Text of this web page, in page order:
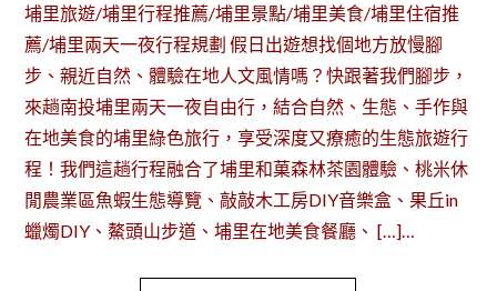
埔里旅遊/埔里行程推薦/埔里景點/埔里美食/埔里住宿推
薦/埔里兩天一夜行程規劃 假日出遊想找個地方放慢腳
步、親近自然、體驗在地人文風情嗎？快跟著我們腳步，
來趟南投埔里兩天一夜自由行，結合自然、生態、手作與
在地美食的埔里綠色旅行，享受深度又療癒的生態旅遊行
程！我們這趟行程融合了埔里和菓森林茶園體驗、桃米休
閒農業區魚蝦生態導覽、敲敲木工房DIY音樂盒、果丘in
蠟燭DIY、鰲頭山步道、埔里在地美食餐廳、 […]…